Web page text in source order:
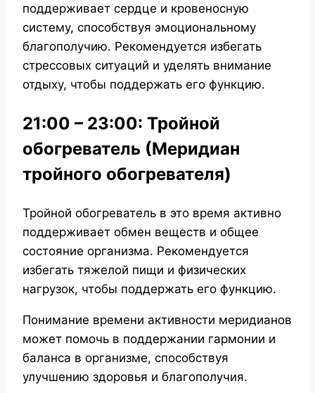
поддерживает сердце и кровеносную
систему, способствуя эмоциональному
благополучию. Рекомендуется избегать
стрессовых ситуаций и уделять внимание
отдыху, чтобы поддержать его функцию.
21:00 – 23:00: Тройной
обогреватель (Меридиан
тройного обогревателя)
Тройной обогреватель в это время активно
поддерживает обмен веществ и общее
состояние организма. Рекомендуется
избегать тяжелой пищи и физических
нагрузок, чтобы поддержать его функцию.
Понимание времени активности меридианов
может помочь в поддержании гармонии и
баланса в организме, способствуя
улучшению здоровья и благополучия.